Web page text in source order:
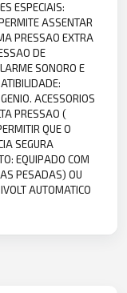
ESPECIAIS:
ASSENTAR
PRESSAO EXTRA
DE
SONORO E
ACESSORIOS
PRESSAO (
QUE O
SEGURA
EQUIPADO COM
PESADAS) OU
AUTOMATICO